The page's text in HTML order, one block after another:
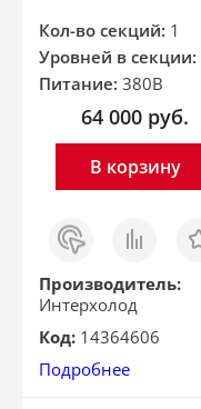
Кол-во секций: 1
Уровней в секции:
Питание: 380В
64 000 руб.
В корзину
Заказ
в 1
клик
Сравнить
Производитель:
Интерхолод
Код: 14364606
Подробнее